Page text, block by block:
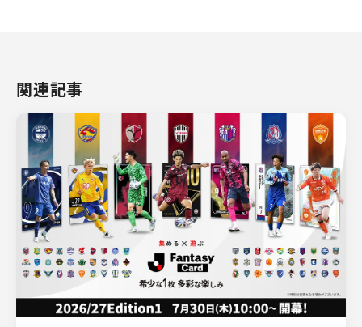
関連記事